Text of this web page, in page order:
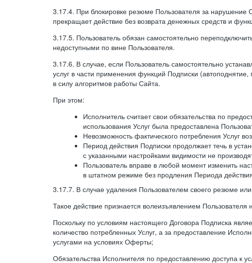
3.17.4. При блокировке резюме Пользователя за нарушение
прекращает действие без возврата денежных средств и
3.17.5. Пользователь обязан самостоятельно
недоступными по вине Пользователя.
3.17.6. В случае, если Пользователь самостоятельно
услуг в части применения функций Подписки
в силу алгоритмов работы Сайта.
При этом:
Исполнитель считает свои обязательства по
использования Услуг была предоставлена
Невозможность фактического потребления Услуг
Период действия Подписки продолжает течь в
с указанными настройками видимости не
Пользователь вправе в любой момент изменить
в штатном режиме без продления Периода
3.17.7. В случае удаления Пользователем своего резюме
Такое действие признается волеизъявлением
Поскольку по условиям настоящего Договора Подписка
количество потребленных Услуг, а за предоставление
услугами на условиях Оферты;
Обязательства Исполнителя по предоставлению доступа к